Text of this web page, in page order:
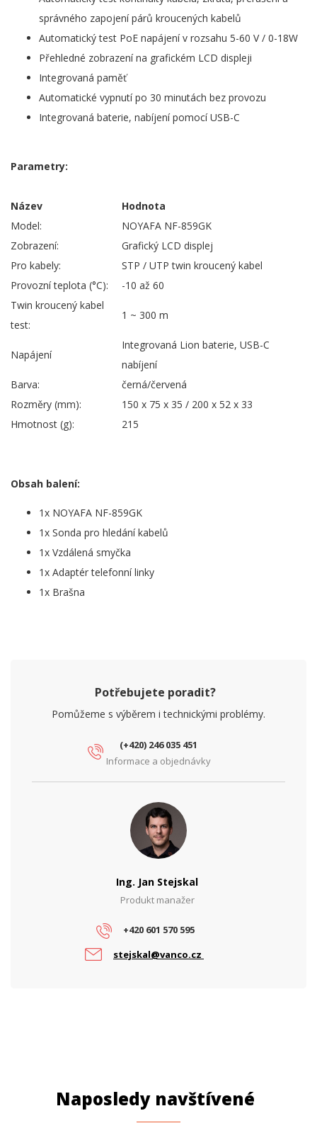
správného zapojení párů kroucených kabelů
Automatický test PoE napájení v rozsahu 5-60 V / 0-18W
Přehledné zobrazení na grafickém LCD displeji
Integrovaná paměť
Automatické vypnutí po 30 minutách bez provozu
Integrovaná baterie, nabíjení pomocí USB-C
Parametry:
Název
Hodnota
Model:
NOYAFA NF-859GK
Zobrazení:
Grafický LCD displej
Pro kabely:
STP / UTP twin kroucený kabel
Provozní teplota (°C):
-10 až 60
Twin kroucený kabel
test:
1 ~ 300 m
Napájení
Integrovaná Lion baterie, USB-C
nabíjení
Barva:
černá/červená
Rozměry (mm):
150 x 75 x 35 / 200 x 52 x 33
Hmotnost (g):
215
Obsah balení:
1x NOYAFA NF-859GK
1x Sonda pro hledání kabelů
1x Vzdálená smyčka
1x Adaptér telefonní linky
1x Brašna
Potřebujete poradit?
Pomůžeme s výběrem i technickými problémy.
(+420) 246 035 451
Informace a objednávky
Ing. Jan Stejskal
Produkt manažer
+420 601 570 595
stejskal@vanco.cz
Naposledy navštívené